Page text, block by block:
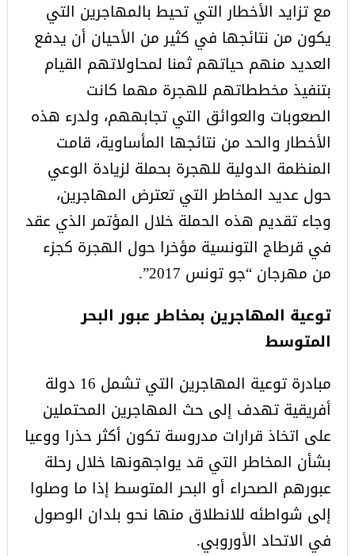
مع تزايد الأخطار التي تحيط بالمهاجرين التي
يكون من نتائجها في كثير من الأحيان أن يدفع
العديد منهم حياتهم ثمنا لمحاولاتهم القيام
بتنفيذ مخططاتهم للهجرة مهما كانت
الصعوبات والعوائق التي تجابههم، ولدرء هذه
الأخطار والحد من نتائجها المأساوية، قامت
المنظمة الدولية للهجرة بحملة لزيادة الوعي
حول عديد المخاطر التي تعترض المهاجرين،
وجاء تقديم هذه الحملة خلال المؤتمر الذي عقد
في قرطاج التونسية مؤخرا حول الهجرة كجزء
من مهرجان “جو تونس 2017”.
توعية المهاجرين بمخاطر عبور البحر
المتوسط
مبادرة توعية المهاجرين التي تشمل 16 دولة
أفريقية تهدف إلى حث المهاجرين المحتملين
على اتخاذ قرارات مدروسة تكون أكثر حذرا ووعيا
بشأن المخاطر التي قد يواجهونها خلال رحلة
عبورهم الصحراء أو البحر المتوسط إذا ما وصلوا
إلى شواطئه للانطلاق منها نحو بلدان الوصول
في الاتحاد الأوروبي.